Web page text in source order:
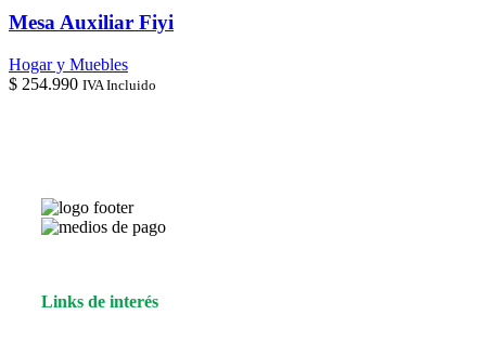
Mesa Auxiliar Fiyi
Hogar y Muebles
$ 254.990 IVA Incluido
Links de interés